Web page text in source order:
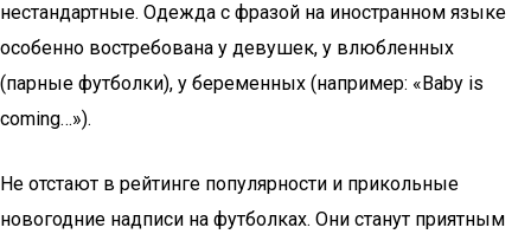
нестандартные. Одежда с фразой на иностранном языке
особенно востребована у девушек, у влюбленных
(парные футболки), у беременных (например: «Baby is
coming…»).
Не отстают в рейтинге популярности и прикольные
новогодние надписи на футболках. Они станут приятным